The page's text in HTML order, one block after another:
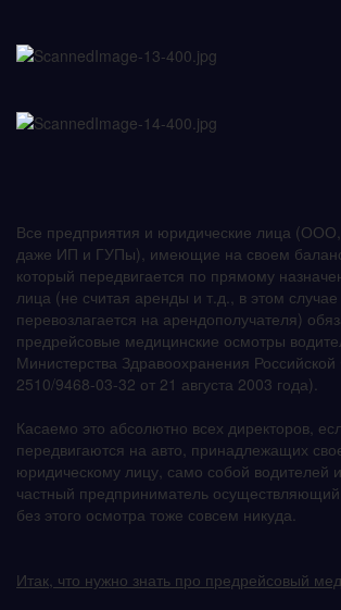
Все предприятия и юридические лица
даже ИП и ГУПы), имеющие на своем
который передвигается по прямому
лица (не считая аренды и т.д., в этом случае
перевозлагается на арендополучателя)
предрейсовые медицинские осмотры
Министерства Здравоохранения
2510/9468-03-32 от 21 августа 2003 года).
Касаемо это абсолютно всех директоров,
передвигаются на авто, принадлежащих
юридическому лицу, само собой водителей
частный предприниматель
без этого осмотра тоже совсем никуда.
Итак, что нужно знать про предрейсовый